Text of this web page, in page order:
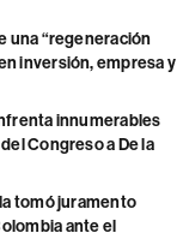
una “regeneración
inversión, empresa y
innumerables
Congreso a De la
tomó juramento
ante el